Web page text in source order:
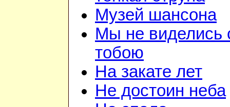
Музей шансона
Мы не виделись
тобою
На закате лет
Не достоин неба